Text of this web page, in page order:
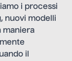
i processi
nuovi modelli
maniera
il